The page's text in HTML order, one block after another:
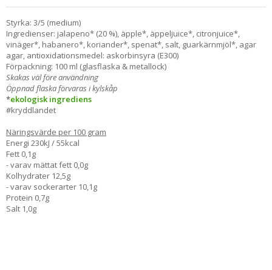
Styrka: 3/5 (medium)
Ingredienser: jalapeno* (20 %), äpple*, äppeljuice*, citronjuice*,
vinäger*, habanero*, koriander*, spenat*, salt, guarkärnmjöl*, agar
agar, antioxidationsmedel: askorbinsyra (E300)
Förpackning: 100 ml (glasflaska & metallock)
Skakas väl före användning
Öppnad flaska förvaras i kylskåp
*ekologisk ingrediens
#kryddlandet
Näringsvärde per 100 gram
Energi 230kJ / 55kcal
Fett 0,1g
- varav mättat fett 0,0g
Kolhydrater 12,5g
- varav sockerarter 10,1g
Protein 0,7g
Salt 1,0g